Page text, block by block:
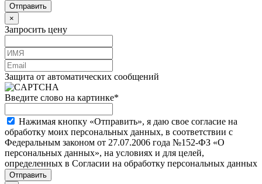
×
Запросить цену
Защита от автоматических сообщений
Введите слово на картинке*
Нажимая кнопку «Отправить», я даю свое согласие на
обработку моих персональных данных, в соответствии с
Федеральным законом от 27.07.2006 года №152-ФЗ «О
персональных данных», на условиях и для целей,
определенных в Согласии на обработку персональных данных